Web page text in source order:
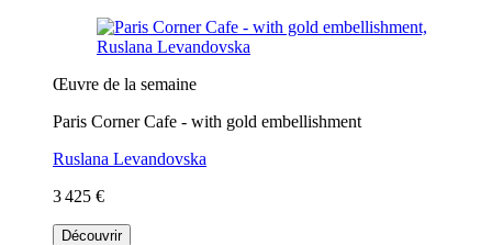
Œuvre de la semaine
Paris Corner Cafe - with gold embellishment
Ruslana Levandovska
3 425 €
Découvrir